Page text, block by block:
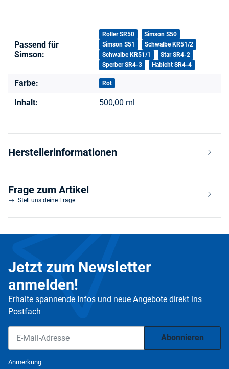
Passend für
Simson:
Roller SR50
Simson S50
Simson S51
Schwalbe KR51/2
Schwalbe KR51/1
Star SR4-2
Sperber SR4-3
Habicht SR4-4
Farbe: Rot
Inhalt: 500,00 ml
Herstellerinformationen
Frage zum Artikel
Stell uns deine Frage
Jetzt zum Newsletter
anmelden!
Erhalte spannende Infos und neue Angebote direkt ins
Postfach
Abonnieren
Anmerkung